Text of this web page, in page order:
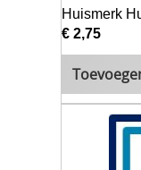
Huismerk
€ 2,75